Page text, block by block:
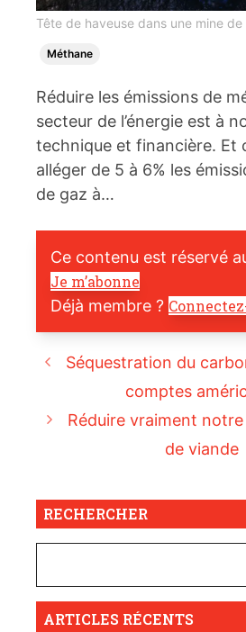
Tête de haveuse dans une mine
Méthane
Réduire les émissions de
secteur de l’énergie est à
technique et financière. Et
alléger de 5 à 6% les
de gaz à…
Ce contenu est réservé
Je m’abonne
Déjà membre ?
Séquestration du
comptes
Réduire vraiment
de viande
RECHERCHER
ARTICLES RÉCENTS